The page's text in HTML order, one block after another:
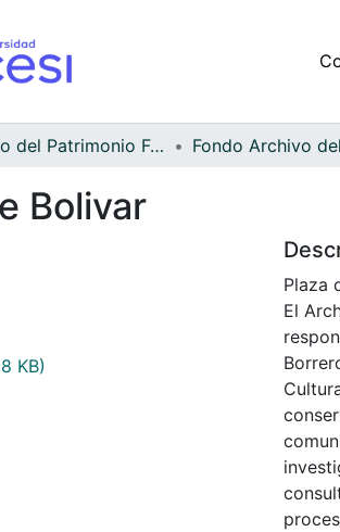
Archivo del Patrimonio Fotográfico y Fílmico del Valle del Cauca
Bolivar
KB)
Plaza
El